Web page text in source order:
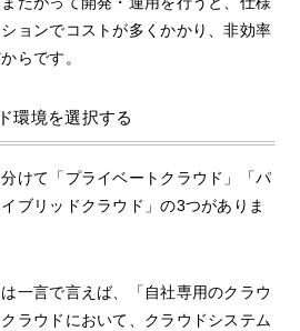
ョンでコストが多くかかり、非効率
らです。
環境を選択する
けて「プライベートクラウド」「パ
ブリッドクラウド」の3つがありま
一言で言えば、「自社専用のクラウ
ラウドにおいて、クラウドシステム